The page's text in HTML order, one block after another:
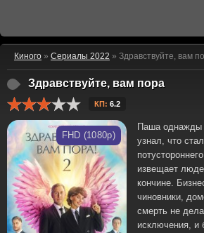
Киного » Сериалы 2022 » Здравствуйте, вам
Здравствуйте, вам пора
КП: 6.2
FHD (1080p)
Паша однажды
узнал, что
извещает
кончине.
чиновники,
смерть не
исключения, и